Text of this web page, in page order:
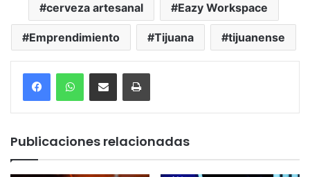
cerveza artesanal Eazy Workspace
Emprendimiento Tijuana tijuanense
Compartir por correo electrónicoImprimir
Publicaciones relacionadas